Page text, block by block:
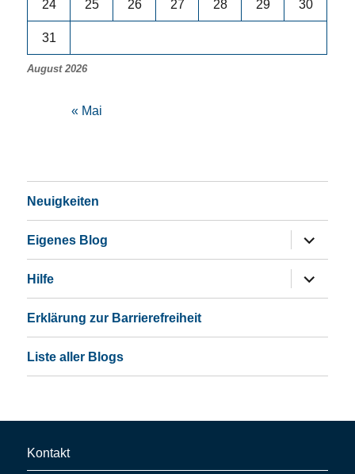
August 2026
24 25 26 27 28 29 30
31
« Mai
Neuigkeiten
Eigenes Blog
öffnen
Hilfe
öffnen
Erklärung zur Barrierefreiheit
Liste aller Blogs
Kontakt